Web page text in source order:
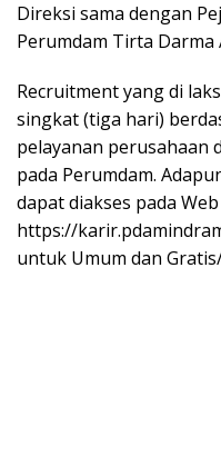
Direksi sama dengan
Perumdam Tirta Darma
Recruitment yang di
singkat (tiga hari)
pelayanan perusahaan
pada Perumdam.
dapat diakses pada
https://
untuk Umum dan